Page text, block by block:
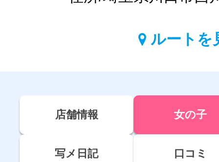
ルートを
店舗情報 女の子
写メ日記 口コミ